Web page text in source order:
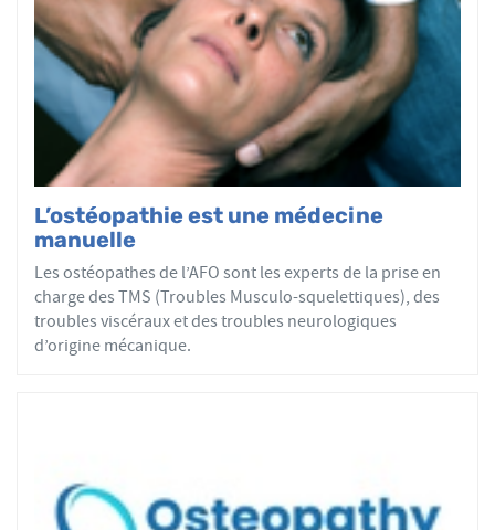
sédentaires, avec des douleurs aiguës ou chroniques,
tous les patients reçoivent un traitement ostéopathique
par mobilisations ou manipulations des sphères
articulaires, viscérales ou crâniennes.
Le réseau AFO garantit une assurance qualité de la
formation et de la pratique de l’ostéopathe rationnelle.
Les adhérents de l’AFO sont agréés par le ministère de la
Santé et sont enregistrés dans l’Annuaire Santé pour
avoir le droit d'user du titre d’ostéopathe et d'exercer les
L’ostéopathie est une médecine
manuelle
Les ostéopathes de l’AFO sont les experts de la prise en
charge des TMS (Troubles Musculo-squelettiques), des
troubles viscéraux et des troubles neurologiques
d’origine mécanique.